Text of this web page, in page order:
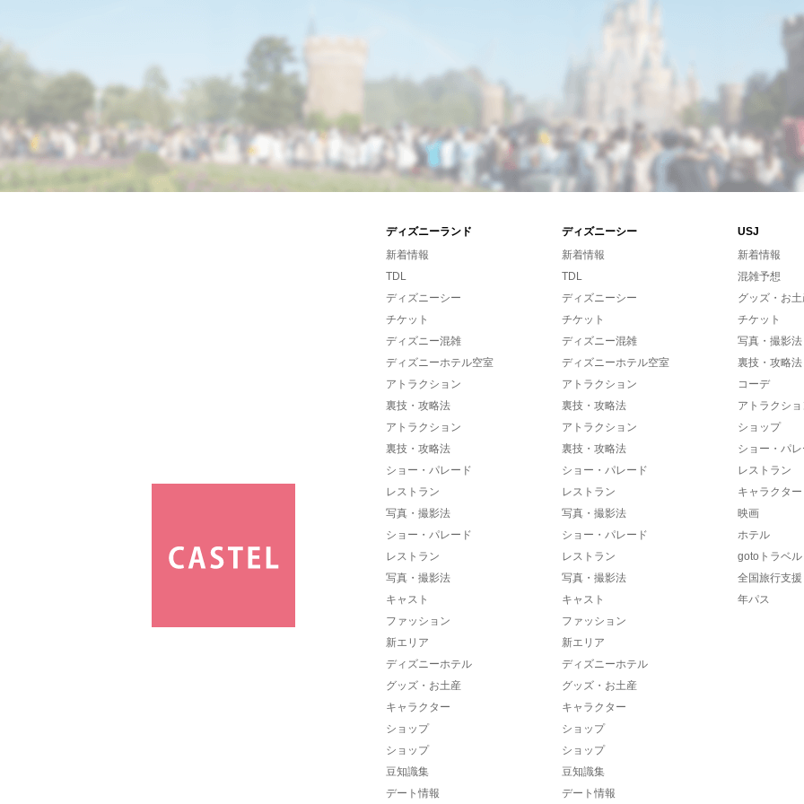
ディズニーランド ディズニーシー
USJ
新着情報
TDL
ディズニーシー
チケット
ディズニー混雑
ディズニーホテル空室
アトラクション
裏技・攻略法
アトラクション
裏技・攻略法
ショー・パレード
レストラン
写真・撮影法
ショー・パレード
レストラン
写真・撮影法
キャスト
ファッション
新エリア
ディズニーホテル
グッズ・お土産
キャラクター
ショップ
ショップ
豆知識集
デート情報
新着情報
TDL
ディズニーシー
チケット
ディズニー混雑
ディズニーホテル空室
アトラクション
裏技・攻略法
アトラクション
裏技・攻略法
ショー・パレード
レストラン
写真・撮影法
ショー・パレード
レストラン
写真・撮影法
キャスト
ファッション
新エリア
ディズニーホテル
グッズ・お土産
キャラクター
ショップ
ショップ
豆知識集
デート情報
新着情報
混雑予想
グッズ・お
チケット
写真・撮影法
裏技・攻略法
コーデ
アトラクシ
ショップ
ショー・パ
レストラン
キャラクター
映画
ホテル
gotoトラベル
全国旅行支援
年パス